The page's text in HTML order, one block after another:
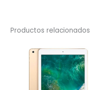
Productos relacionados